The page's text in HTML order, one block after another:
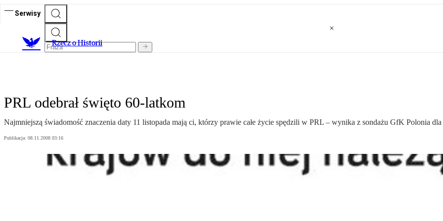
Serwisy
Rzecz o Historii
PRL odebrał święto 60-latkom
Najmniejszą świadomość znaczenia daty 11 listopada mają ci, którzy prawie całe życie spędzili w PRL – wynika z sondażu GfK Polonia dla
Publikacja: 08.11.2008 03:16